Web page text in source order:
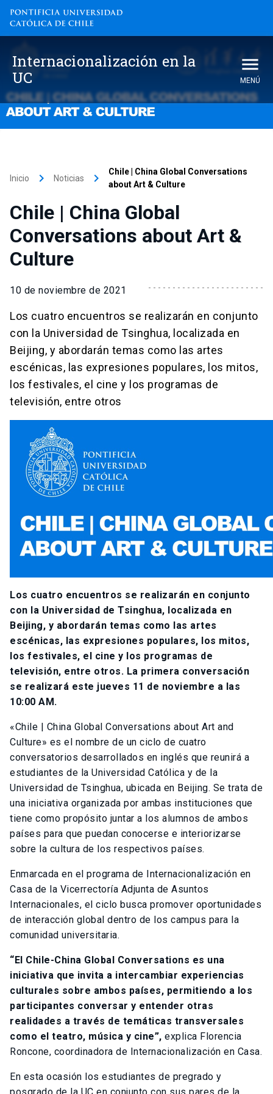
Internacionalización en la
UC
MENÚ
Inicio keyboard_arrow_right Noticias keyboard_arrow_right
Chile | China Global Conversations
about Art & Culture
Chile | China Global
Conversations about Art &
Culture
10 de noviembre de 2021
Los cuatro encuentros se realizarán en conjunto
con la Universidad de Tsinghua, localizada en
Beijing, y abordarán temas como las artes
escénicas, las expresiones populares, los mitos,
los festivales, el cine y los programas de
televisión, entre otros
Los cuatro encuentros se realizarán en conjunto
con la Universidad de Tsinghua, localizada en
Beijing, y abordarán temas como las artes
escénicas, las expresiones populares, los mitos,
los festivales, el cine y los programas de
televisión, entre otros. La primera conversación
se realizará este jueves 11 de noviembre a las
10:00 AM.
«Chile | China Global Conversations about Art and
Culture» es el nombre de un ciclo de cuatro
conversatorios desarrollados en inglés que reunirá a
estudiantes de la Universidad Católica y de la
Universidad de Tsinghua, ubicada en Beijing. Se trata de
una iniciativa organizada por ambas instituciones que
tiene como propósito juntar a los alumnos de ambos
países para que puedan conocerse e interiorizarse
sobre la cultura de los respectivos países.
Enmarcada en el programa de Internacionalización en
Casa de la Vicerrectoría Adjunta de Asuntos
Internacionales, el ciclo busca promover oportunidades
de interacción global dentro de los campus para la
comunidad universitaria.
“El Chile-China Global Conversations es una
iniciativa que invita a intercambiar experiencias
culturales sobre ambos países, permitiendo a los
participantes conversar y entender otras
realidades a través de temáticas transversales
como el teatro, música y cine”, explica Florencia
Roncone, coordinadora de Internacionalización en Casa.
En esta ocasión los estudiantes de pregrado y